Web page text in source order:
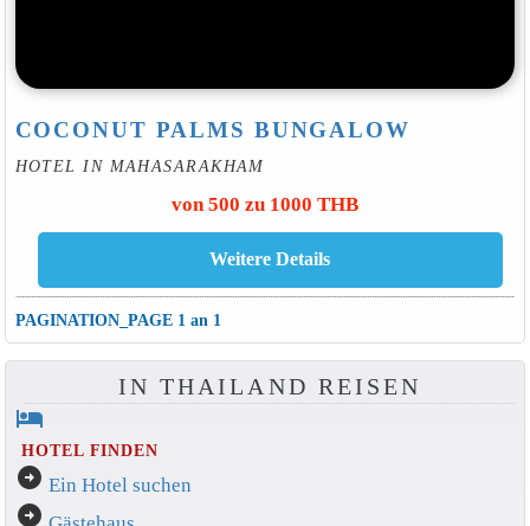
COCONUT PALMS BUNGALOW
HOTEL IN MAHASARAKHAM
von 500 zu 1000 THB
PAGINATION_PAGE 1 an 1
IN THAILAND REISEN
hotel
HOTEL FINDEN
arrow_circle_right Ein Hotel suchen
arrow_circle_right